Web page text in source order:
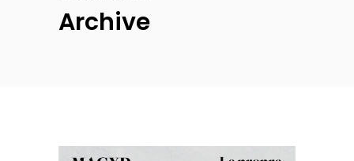
Archive